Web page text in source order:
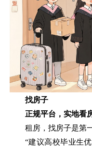
找房子
正规平台，实地看
租房，找房子是第
“建议高校毕业生